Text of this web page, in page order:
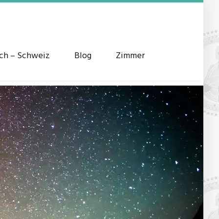
– Schweiz Blog Zimmer